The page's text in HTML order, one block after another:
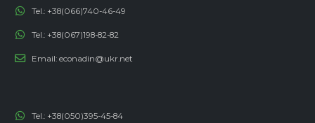
Tel.: +38(067)198-82-82
Email: econadin@ukr.net
Tel.: +38(050)492-23-46